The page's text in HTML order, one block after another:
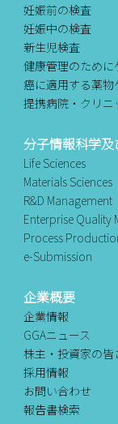
妊娠前の検査
妊娠中の検査
新生児検査
健康管理のために
癌に適用する薬物
提携病院・クリニ
分子情報科学
Life Sciences
Materials Sciences
R&D Management
Enterprise Quality
Process
e-Submission
企業概要
企業情報
GGAニュース
株主・投資家の皆
採用情報
お問い合わせ
報告書検索